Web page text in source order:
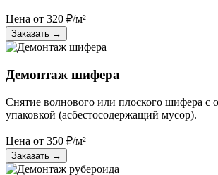
Цена от 320 ₽/м²
Заказать →
Демонтаж шифера
Снятие волнового или плоского шифера с
упаковкой (асбестосодержащий мусор).
Цена от 350 ₽/м²
Заказать →